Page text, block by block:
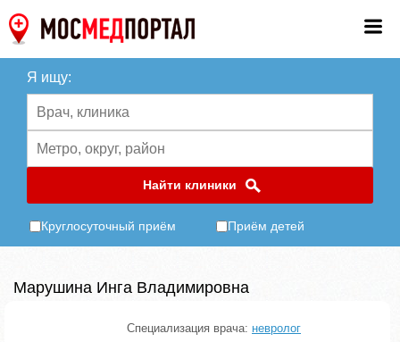
Я ищу:
Найти клиники
Круглосуточный приём Приём детей
Марушина Инга Владимировна
Специализация врача: невролог